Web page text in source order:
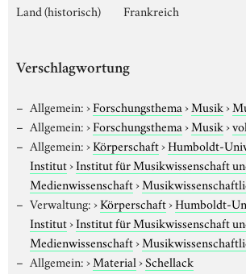
Land (historisch) Frankreich
Verschlagwortung
Allgemein:›Forschungsthema›Musik›
Allgemein:›Forschungsthema›Musik›
Allgemein:›Körperschaft›Humboldt-
Institut›Institut für Musikwissenschaft
Medienwissenschaft›
Verwaltung:›Körperschaft›Humboldt-
Institut›Institut für Musikwissenschaft
Medienwissenschaft›
Allgemein:›Material›Schellack